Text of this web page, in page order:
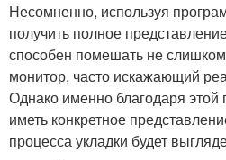
Несомненно, используя
получить полное
способен помешать не
монитор, часто искажающий
Однако именно благодаря
иметь конкретное
процесса укладки будет